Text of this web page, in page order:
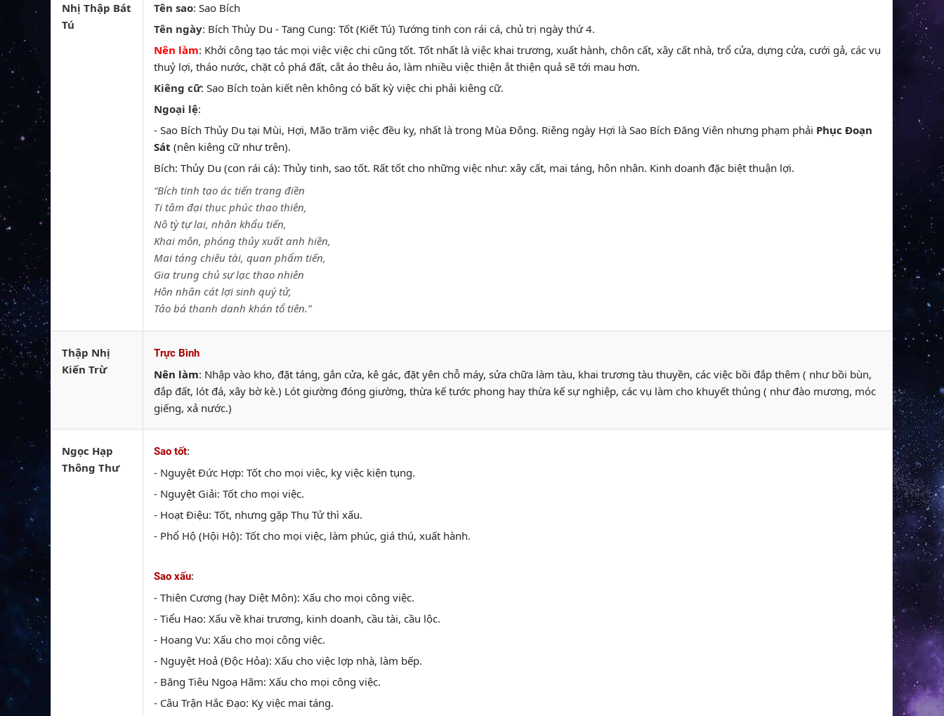
Nhị Thập Bát
Tú
Tên sao: Sao Bích
Tên ngày: Bích Thủy Du - Tang Cung: Tốt (Kiết Tú) Tướng tinh con rái cá, chủ trị ngày thứ 4.
Nên làm: Khởi công tạo tác mọi việc việc chi cũng tốt. Tốt nhất là việc khai trương, xuất hành, chôn cất, xây cất nhà, trổ cửa, dựng cửa, cưới gả, các vụ
thuỷ lợi, tháo nước, chặt cỏ phá đất, cắt áo thêu áo, làm nhiều việc thiện ắt thiện quả sẽ tới mau hơn.
Kiêng cữ: Sao Bích toàn kiết nên không có bất kỳ việc chi phải kiêng cữ.
Ngoại lệ:
- Sao Bích Thủy Du tại Mùi, Hợi, Mão trăm việc đều kỵ, nhất là trong Mùa Đông. Riêng ngày Hợi là Sao Bích Đăng Viên nhưng phạm phải Phục Đoạn
Sát (nên kiêng cữ như trên).
Bích: Thủy Du (con rái cá): Thủy tinh, sao tốt. Rất tốt cho những việc như: xây cất, mai táng, hôn nhân. Kinh doanh đặc biệt thuận lợi.
“Bích tinh tạo ác tiến trang điền
Ti tâm đại thục phúc thao thiên,
Nô tỳ tự lai, nhân khẩu tiến,
Khai môn, phóng thủy xuất anh hiền,
Mai táng chiêu tài, quan phẩm tiến,
Gia trung chủ sự lạc thao nhiên
Hôn nhân cát lợi sinh quý tử,
Tảo bá thanh danh khán tổ tiên.”
Thập Nhị
Kiến Trừ
Trực Bình
Nên làm: Nhập vào kho, đặt táng, gắn cửa, kê gác, đặt yên chỗ máy, sửa chữa làm tàu, khai trương tàu thuyền, các việc bồi đắp thêm ( như bồi bùn,
đắp đất, lót đá, xây bờ kè.) Lót giường đóng giường, thừa kế tước phong hay thừa kế sự nghiệp, các vụ làm cho khuyết thủng ( như đào mương, móc
giếng, xả nước.)
Ngọc Hạp
Thông Thư
Sao tốt:
- Nguyệt Đức Hợp: Tốt cho mọi việc, kỵ việc kiện tụng.
- Nguyệt Giải: Tốt cho mọi việc.
- Hoạt Điệu: Tốt, nhưng gặp Thụ Tử thì xấu.
- Phổ Hộ (Hội Hộ): Tốt cho mọi việc, làm phúc, giá thú, xuất hành.
Sao xấu:
- Thiên Cương (hay Diệt Môn): Xấu cho mọi công việc.
- Tiểu Hao: Xấu về khai trương, kinh doanh, cầu tài, cầu lộc.
- Hoang Vu: Xấu cho mọi công việc.
- Nguyệt Hoả (Độc Hỏa): Xấu cho việc lợp nhà, làm bếp.
- Băng Tiêu Ngoạ Hãm: Xấu cho mọi công việc.
- Câu Trận Hắc Đạo: Kỵ việc mai táng.